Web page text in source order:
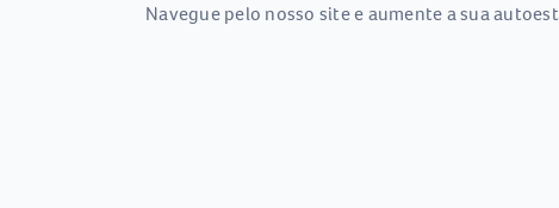
Navegue pelo nosso site e aumente a sua